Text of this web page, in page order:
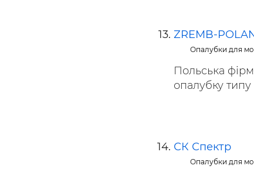
ZREMB-
Опалубки для
Польська
опалубку
СК Спектр
Опалубки для